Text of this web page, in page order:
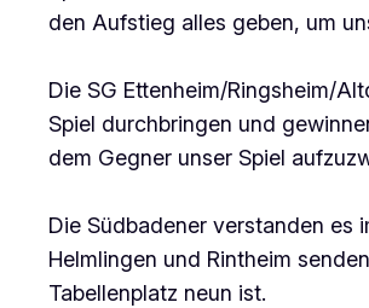
den Aufstieg alles geben, um
Die SG Ettenheim/Ringsheim/
Spiel durchbringen und
dem Gegner unser Spiel
Die Südbadener verstanden es
Helmlingen und Rintheim
Tabellenplatz neun ist.